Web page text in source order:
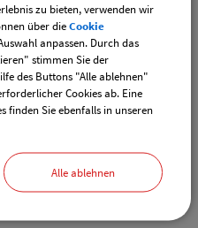
Kalenderdatei
Kalenderdatei
Drucken
zu bieten, verwenden wir
über dieCookie
anpassen. Durch das
stimmen Sie der
des Buttons "Alle ablehnen"
Cookies ab. Eine
finden Sie ebenfalls in unseren
Alle ablehnen